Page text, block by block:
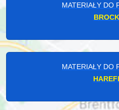
MATERIAŁY DO
MATERIAŁY DO